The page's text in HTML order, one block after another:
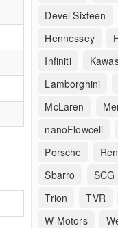
Devel Sixteen
Hennessey
Infiniti
Lamborghini
McLaren
nanoFlowcell
Porsche
Sbarro
SCG
Trion
TVR
W Motors